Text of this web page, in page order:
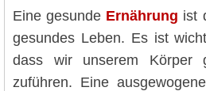
Eine gesunde Ernährung ist
gesundes Leben. Es ist
dass wir unserem Körper
zuführen. Eine